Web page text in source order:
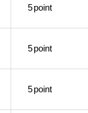
5point
5point
5point